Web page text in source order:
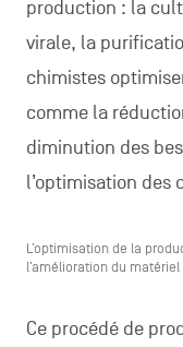
production : la
virale, la
chimistes
comme la
diminution des
l’optimisation des
L’optimisation de la
l’amélioration du
Ce procédé de